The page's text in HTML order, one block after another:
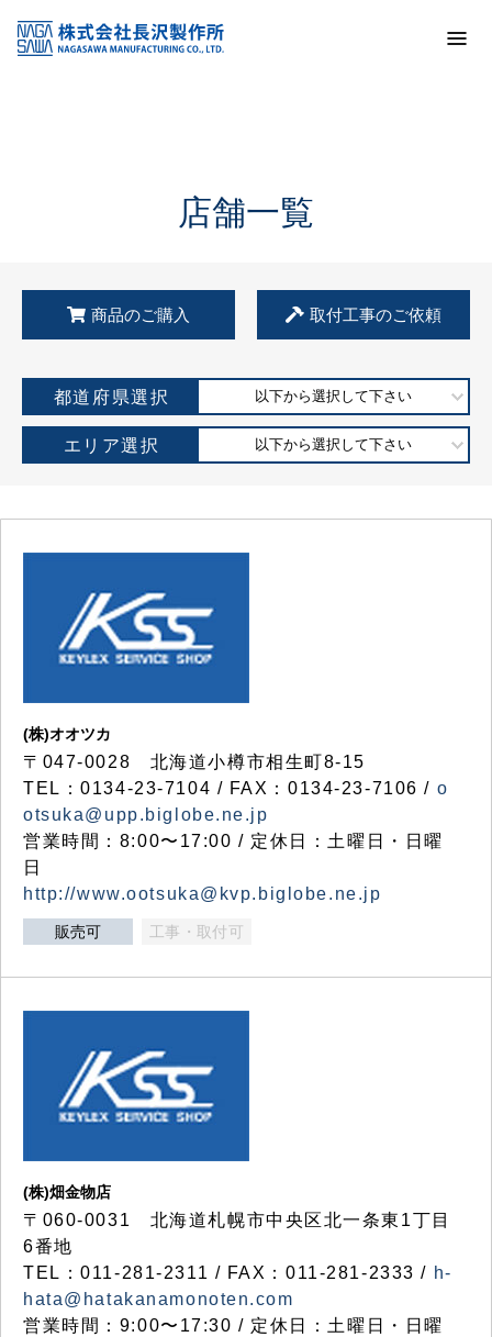
KSS加盟店・取扱店情報
店舗一覧
店舗一覧
商品のご購入 取付工事のご依頼
都道府県選択 以下から選択して下さい
エリア選択 以下から選択して下さい
(株)オオツカ
〒047-0028 北海道小樽市相生町8-15
TEL：0134-23-7104 / FAX：0134-23-7106 / o
otsuka@upp.biglobe.ne.jp
営業時間：8:00〜17:00 / 定休日：土曜日・日曜
日
http://www.ootsuka@kvp.biglobe.ne.jp
販売可 工事・取付可
(株)畑金物店
〒060-0031 北海道札幌市中央区北一条東1丁目
6番地
TEL：011-281-2311 / FAX：011-281-2333 / h-
hata@hatakanamonoten.com
営業時間：9:00〜17:30 / 定休日：土曜日・日曜